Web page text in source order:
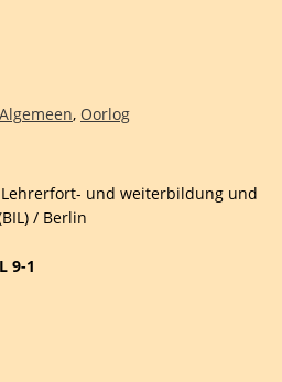
, Oorlog
und weiterbildung und
/ Berlin
9-1